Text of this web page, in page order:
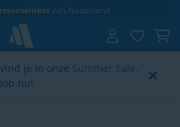
4.6/5
je in onze Summer Sale.
nu!